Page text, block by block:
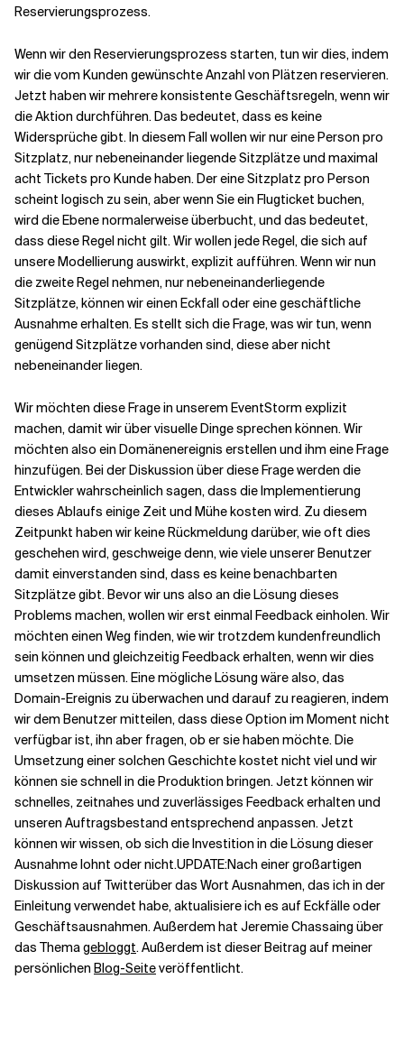
Reservierungsprozess.
Wenn wir den Reservierungsprozess starten, tun wir dies, indem
wir die vom Kunden gewünschte Anzahl von Plätzen reservieren.
Jetzt haben wir mehrere konsistente Geschäftsregeln, wenn wir
die Aktion durchführen. Das bedeutet, dass es keine
Widersprüche gibt. In diesem Fall wollen wir nur eine Person pro
Sitzplatz, nur nebeneinander liegende Sitzplätze und maximal
acht Tickets pro Kunde haben. Der eine Sitzplatz pro Person
scheint logisch zu sein, aber wenn Sie ein Flugticket buchen,
wird die Ebene normalerweise überbucht, und das bedeutet,
dass diese Regel nicht gilt. Wir wollen jede Regel, die sich auf
unsere Modellierung auswirkt, explizit aufführen. Wenn wir nun
die zweite Regel nehmen, nur nebeneinanderliegende
Sitzplätze, können wir einen Eckfall oder eine geschäftliche
Ausnahme erhalten. Es stellt sich die Frage, was wir tun, wenn
genügend Sitzplätze vorhanden sind, diese aber nicht
nebeneinander liegen.
Wir möchten diese Frage in unserem EventStorm explizit
machen, damit wir über visuelle Dinge sprechen können. Wir
möchten also ein Domänenereignis erstellen und ihm eine Frage
hinzufügen. Bei der Diskussion über diese Frage werden die
Entwickler wahrscheinlich sagen, dass die Implementierung
dieses Ablaufs einige Zeit und Mühe kosten wird. Zu diesem
Zeitpunkt haben wir keine Rückmeldung darüber, wie oft dies
geschehen wird, geschweige denn, wie viele unserer Benutzer
damit einverstanden sind, dass es keine benachbarten
Sitzplätze gibt. Bevor wir uns also an die Lösung dieses
Problems machen, wollen wir erst einmal Feedback einholen. Wir
möchten einen Weg finden, wie wir trotzdem kundenfreundlich
sein können und gleichzeitig Feedback erhalten, wenn wir dies
umsetzen müssen. Eine mögliche Lösung wäre also, das
Domain-Ereignis zu überwachen und darauf zu reagieren, indem
wir dem Benutzer mitteilen, dass diese Option im Moment nicht
verfügbar ist, ihn aber fragen, ob er sie haben möchte. Die
Umsetzung einer solchen Geschichte kostet nicht viel und wir
können sie schnell in die Produktion bringen. Jetzt können wir
schnelles, zeitnahes und zuverlässiges Feedback erhalten und
unseren Auftragsbestand entsprechend anpassen. Jetzt
können wir wissen, ob sich die Investition in die Lösung dieser
Ausnahme lohnt oder nicht.UPDATE:Nach einer großartigen
Diskussion auf Twitterüber das Wort Ausnahmen, das ich in der
Einleitung verwendet habe, aktualisiere ich es auf Eckfälle oder
Geschäftsausnahmen. Außerdem hat Jeremie Chassaing über
das Themagebloggt. Außerdem ist dieser Beitrag auf meiner
persönlichen Blog-Seiteveröffentlicht.